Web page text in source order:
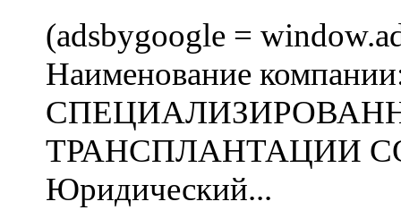
(adsbygoogle =
Наименование
ТРАНСПЛАНТАЦИИ
Юридический...